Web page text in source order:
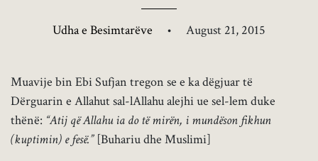
Udha e Besimtarëve • August 21, 2015
Muavije bin Ebi Sufjan tregon se e ka dëgjuar të
Dërguarin e Allahut sal-lAllahu alejhi ue sel-lem duke
thënë: “Atij që Allahu ia do të mirën, i mundëson fikhun
(kuptimin) e fesë.” [Buhariu dhe Muslimi]